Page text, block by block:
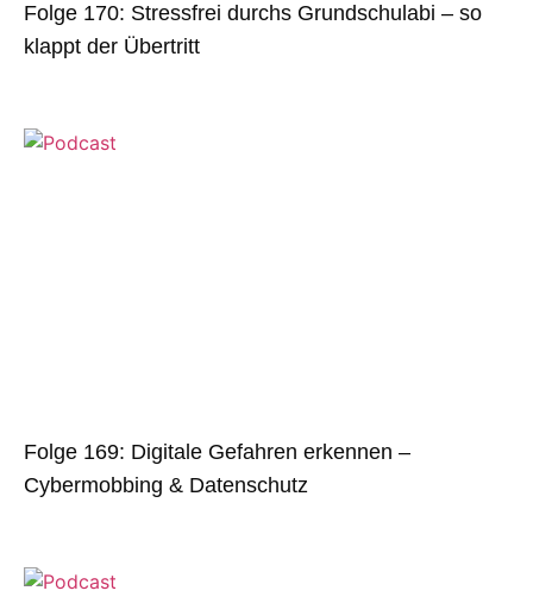
Folge 170: Stressfrei durchs Grundschulabi – so
klappt der Übertritt
Folge 169: Digitale Gefahren erkennen –
Cybermobbing & Datenschutz